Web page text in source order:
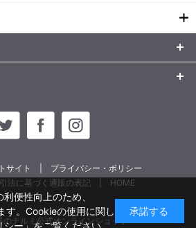
サイト
プライバシー・ポリシー
法に基づく通販の表記
HOME
のナルミ公式オンラインショップ
便性向上のため、
す。Cookieの使用に関し
承諾する